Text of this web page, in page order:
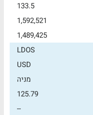
133.5
1,592,521
1,489,425
LDOS
USD
מניה
125.79
--